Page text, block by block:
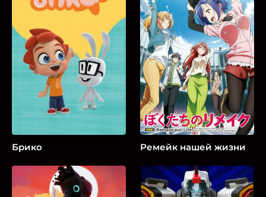
Брико Ремейк нашей жизни